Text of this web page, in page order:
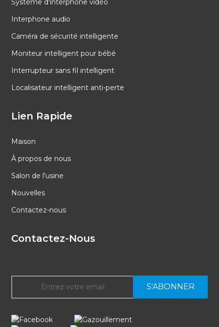
Système d'interphone vidéo
Interphone audio
Caméra de sécurité intelligente
Moniteur intelligent pour bébé
Interrupteur sans fil intelligent
Localisateur intelligent anti-perte
Lien Rapide
Maison
À propos de nous
Salon de l'usine
Nouvelles
Contactez-nous
Contactez-Nous
S'ABONNER